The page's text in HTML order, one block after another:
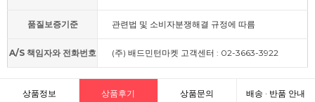
품질보증기준 관련법 및 소비자분쟁해결 규정에 따름
A/S 책임자와 전화번호 (주) 배드민턴마켓 고객센터 : 02-3663-3922
상품정보 상품후기 상품문의 배송 · 반품 안내